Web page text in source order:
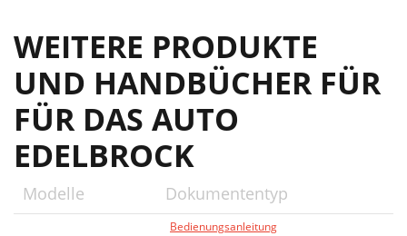
WEITERE PRODUKTE
UND HANDBÜCHER FÜR
FÜR DAS AUTO
EDELBROCK
Modelle Dokumententyp
Bedienungsanleitung